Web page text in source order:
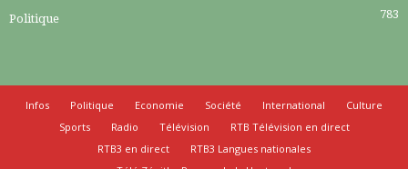
Politique 783
Infos Politique Economie Société International
Culture
Sports
Radio Télévision
RTB Télévision en direct
RTB3 en direct
RTB3 Langues nationales